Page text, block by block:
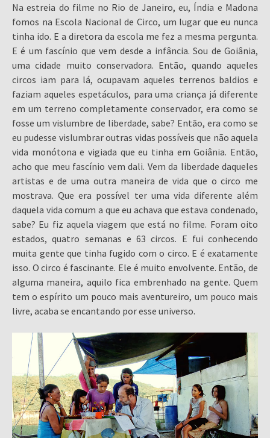
Na estreia do filme no Rio de Janeiro, eu, Índia e Madona
fomos na Escola Nacional de Circo, um lugar que eu nunca
tinha ido. E a diretora da escola me fez a mesma pergunta.
E é um fascínio que vem desde a infância. Sou de Goiânia,
uma cidade muito conservadora. Então, quando aqueles
circos iam para lá, ocupavam aqueles terrenos baldios e
faziam aqueles espetáculos, para uma criança já diferente
em um terreno completamente conservador, era como se
fosse um vislumbre de liberdade, sabe? Então, era como se
eu pudesse vislumbrar outras vidas possíveis que não aquela
vida monótona e vigiada que eu tinha em Goiânia. Então,
acho que meu fascínio vem dali. Vem da liberdade daqueles
artistas e de uma outra maneira de vida que o circo me
mostrava. Que era possível ter uma vida diferente além
daquela vida comum a que eu achava que estava condenado,
sabe? Eu fiz aquela viagem que está no filme. Foram oito
estados, quatro semanas e 63 circos. E fui conhecendo
muita gente que tinha fugido com o circo. E é exatamente
isso. O circo é fascinante. Ele é muito envolvente. Então, de
alguma maneira, aquilo fica embrenhado na gente. Quem
tem o espírito um pouco mais aventureiro, um pouco mais
livre, acaba se encantando por esse universo.